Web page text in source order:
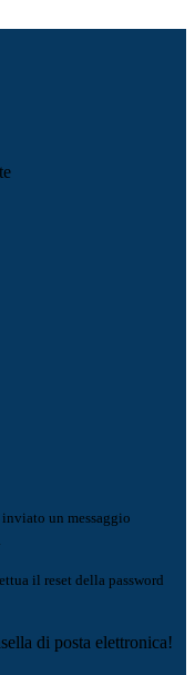
inviato un messaggio
il reset della password
di posta elettronica!